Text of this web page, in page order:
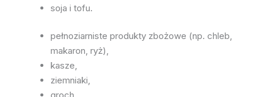
soja i tofu.
pełnoziarniste produkty zbożowe (np. chleb,
makaron, ryż),
kasze,
ziemniaki,